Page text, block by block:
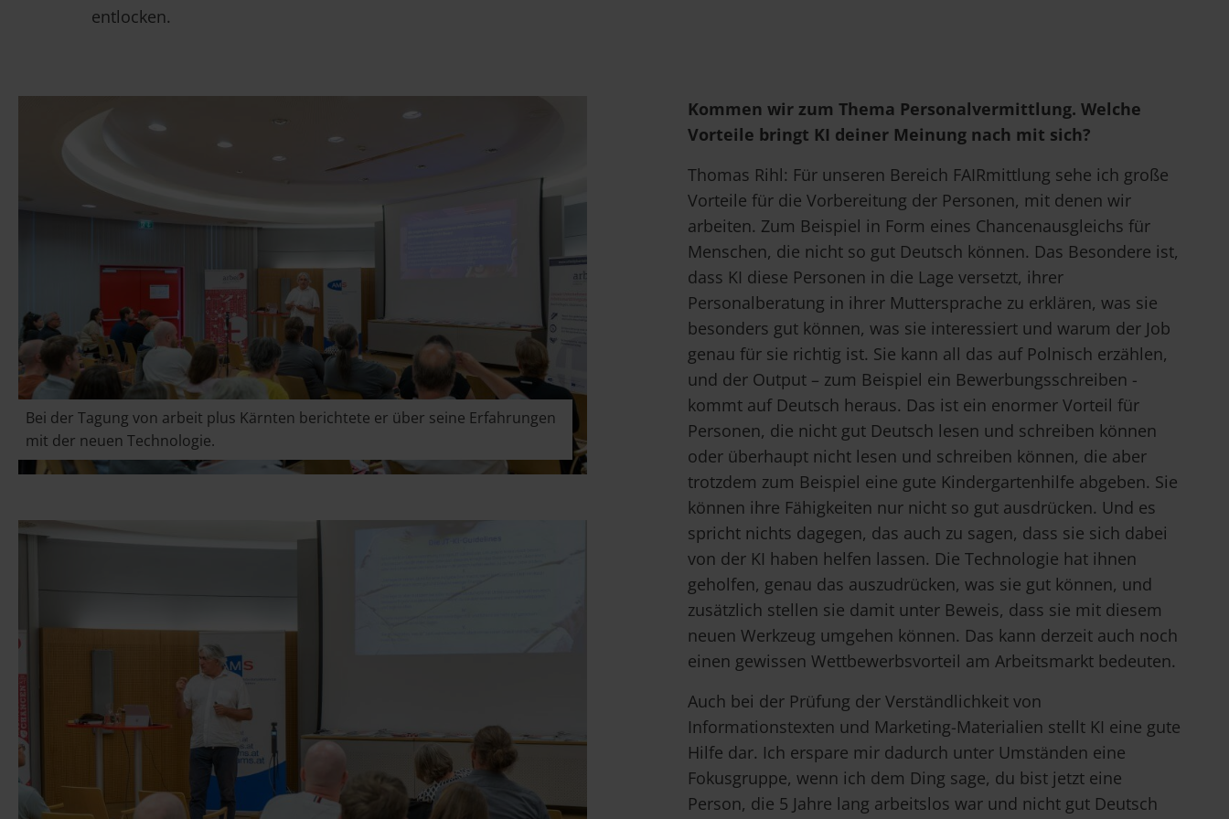
entlocken.
Bei der Tagung von arbeit plus Kärnten berichtete er über seine Erfahrungen
mit der neuen Technologie.
Kommen wir zum Thema Personalvermittlung. Welche
Vorteile bringt KI deiner Meinung nach mit sich?
Thomas Rihl: Für unseren Bereich FAIRmittlung sehe ich große
Vorteile für die Vorbereitung der Personen, mit denen wir
arbeiten. Zum Beispiel in Form eines Chancenausgleichs für
Menschen, die nicht so gut Deutsch können. Das Besondere ist,
dass KI diese Personen in die Lage versetzt, ihrer
Personalberatung in ihrer Muttersprache zu erklären, was sie
besonders gut können, was sie interessiert und warum der Job
genau für sie richtig ist. Sie kann all das auf Polnisch erzählen,
und der Output – zum Beispiel ein Bewerbungsschreiben -
kommt auf Deutsch heraus. Das ist ein enormer Vorteil für
Personen, die nicht gut Deutsch lesen und schreiben können
oder überhaupt nicht lesen und schreiben können, die aber
trotzdem zum Beispiel eine gute Kindergartenhilfe abgeben. Sie
können ihre Fähigkeiten nur nicht so gut ausdrücken. Und es
spricht nichts dagegen, das auch zu sagen, dass sie sich dabei
von der KI haben helfen lassen. Die Technologie hat ihnen
geholfen, genau das auszudrücken, was sie gut können, und
zusätzlich stellen sie damit unter Beweis, dass sie mit diesem
neuen Werkzeug umgehen können. Das kann derzeit auch noch
einen gewissen Wettbewerbsvorteil am Arbeitsmarkt bedeuten.
Auch bei der Prüfung der Verständlichkeit von
Informationstexten und Marketing-Materialien stellt KI eine gute
Hilfe dar. Ich erspare mir dadurch unter Umständen eine
Fokusgruppe, wenn ich dem Ding sage, du bist jetzt eine
Person, die 5 Jahre lang arbeitslos war und nicht gut Deutsch